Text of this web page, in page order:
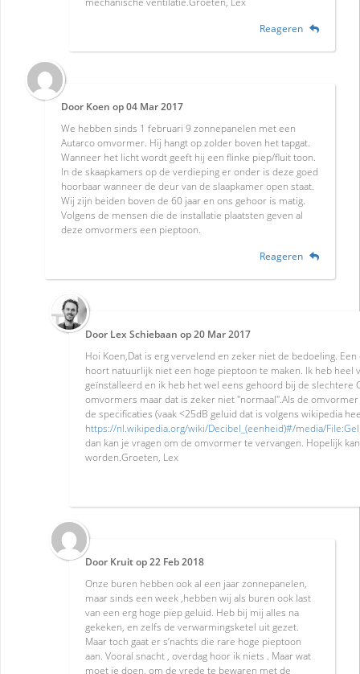
Reageren
Door Koen op04 Mar 2017
We hebben sinds 1 februari 9 zonnepanelen met een
Autarco omvormer. Hij hangt op zolder boven het tapgat.
Wanneer het licht wordt geeft hij een flinke piep/fluit toon.
In de skaapkamers op de verdieping er onder is deze goed
hoorbaar wanneer de deur van de slaapkamer open staat.
Wij zijn beiden boven de 60 jaar en ons gehoor is matig.
Volgens de mensen die de installatie plaatsten geven al
deze omvormers een pieptoon.
Reageren
Door Lex Schiebaan op20 Mar 2017
Hoi Koen,Dat is erg vervelend en zeker niet de bedoeling.
hoort natuurlijk niet een hoge pieptoon te maken. Ik heb heel
geïnstalleerd en ik heb het wel eens gehoord bij de slechtere
omvormers maar dat is zeker niet "normaal".Als de
de specificaties (vaak <25dB geluid dat is volgens wikipedia
https://nl.wikipedia.org/wiki/Decibel_(eenheid)#/media/
dan kan je vragen om de omvormer te vervangen. Hopelijk
worden.Groeten, Lex
Door Kruitop22 Feb 2018
Onze buren hebben ook al een jaar zonnepanelen,
maar sinds een week ,hebben wij als buren ook last
van een erg hoge piep geluid. Heb bij mij alles na
gekeken, en zelfs de verwarmingsketel uit gezet.
Maar toch gaat er s’nachts die rare hoge pieptoon
aan. Vooral snacht , overdag hoor ik niets . Maar wat
moet je doen, om de vrede te bewaren met de